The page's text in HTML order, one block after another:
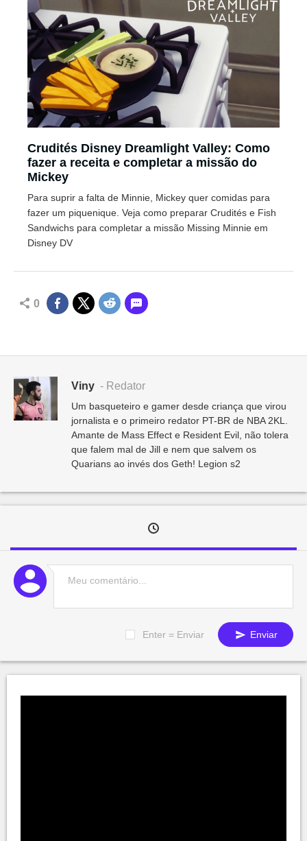
Crudités Disney Dreamlight Valley: Como
fazer a receita e completar a missão do
Mickey
Para suprir a falta de Minnie, Mickey quer comidas para
fazer um piquenique. Veja como preparar Crudités e Fish
Sandwichs para completar a missão Missing Minnie em
Disney DV
0
Viny - Redator
Um basqueteiro e gamer desde criança que virou
jornalista e o primeiro redator PT-BR de NBA 2KL.
Amante de Mass Effect e Resident Evil, não tolera
que falem mal de Jill e nem que salvem os
Quarians ao invés dos Geth! Legion s2
Enter = Enviar Enviar